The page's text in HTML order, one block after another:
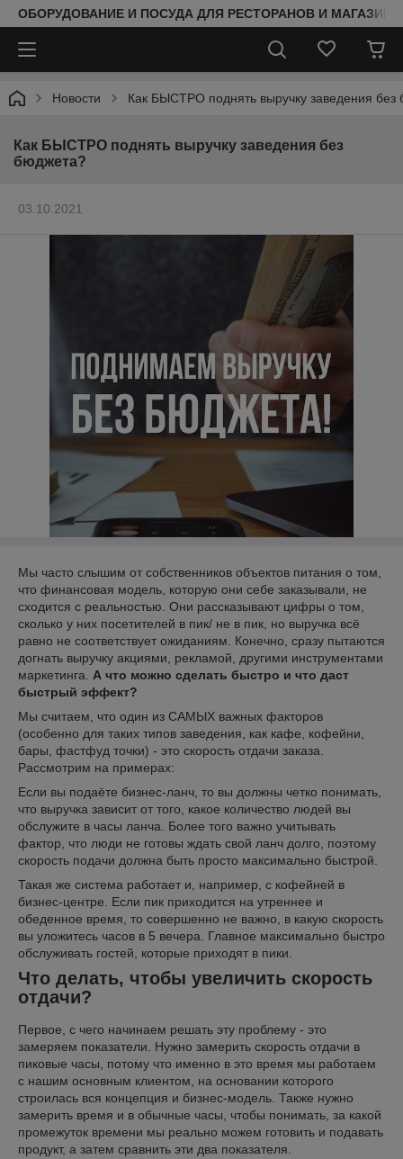
ОБОРУДОВАНИЕ И ПОСУДА ДЛЯ РЕСТОРАНОВ И
Новости Как БЫСТРО поднять выручку заведения без
Как БЫСТРО поднять выручку заведения без
бюджета?
03.10.2021
Мы часто слышим от собственников объектов питания о том,
что финансовая модель, которую они себе заказывали, не
сходится с реальностью. Они рассказывают цифры о том,
сколько у них посетителей в пик/ не в пик, но выручка всё
равно не соответствует ожиданиям. Конечно, сразу пытаются
догнать выручку акциями, рекламой, другими инструментами
маркетинга. А что можно сделать быстро и что даст
быстрый эффект?
Мы считаем, что один из САМЫХ важных факторов
(особенно для таких типов заведения, как кафе, кофейни,
бары, фастфуд точки) - это скорость отдачи заказа.
Рассмотрим на примерах:
Если вы подаёте бизнес-ланч, то вы должны четко понимать,
что выручка зависит от того, какое количество людей вы
обслужите в часы ланча. Более того важно учитывать
фактор, что люди не готовы ждать свой ланч долго, поэтому
скорость подачи должна быть просто максимально быстрой.
Такая же система работает и, например, с кофейней в
бизнес-центре. Если пик приходится на утреннее и
обеденное время, то совершенно не важно, в какую скорость
вы уложитесь часов в 5 вечера. Главное максимально быстро
обслуживать гостей, которые приходят в пики.
Что делать, чтобы увеличить скорость
отдачи?
Первое, с чего начинаем решать эту проблему - это
замеряем показатели. Нужно замерить скорость отдачи в
пиковые часы, потому что именно в это время мы работаем
с нашим основным клиентом, на основании которого
строилась вся концепция и бизнес-модель. Также нужно
замерить время и в обычные часы, чтобы понимать, за какой
промежуток времени мы реально можем готовить и подавать
продукт, а затем сравнить эти два показателя.